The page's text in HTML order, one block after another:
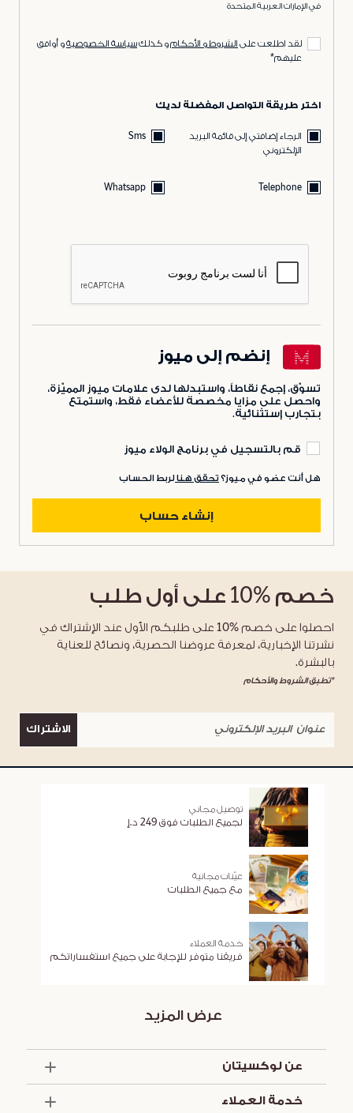
في الإمارات العربية المتحدة
لقد اطلعت على الشروط و الأحكامو كذلكسياسة الخصوصيةو أوافق
عليهم*
اختر طريقة التواصل المفضلة لديك
الرجاء إضافتي إلى قائمة البريد
الإلكتروني
Sms
Telephone
Whatsapp
إنضم إلى ميوز
تسوّق، إجمع نقاطاً، واستبدلها لدى علامات ميوز المميّزة،
واحصل على مزايا مخصصة للأعضاء فقط، واستمتع
بتجارب إستثنائية.
قم بالتسجيل في برنامج الولاء ميوز
هل أنت عضو في ميوز؟ تحقق هنا لربط الحساب
إنشاء حساب
خصم %10 على أول طلب
احصلوا على خصم %10 على طلبكم الأول عند الإشتراك في
نشرتنا الإخبارية، لمعرفة عروضنا الحصرية، ونصائح للعناية
بالبشرة.
*تطبق الشروط والأحكام
الاشتراك
توصيل مجاني
لجميع الطلبات فوق 249 د.إ
عيّنات مجانية
مع جميع الطلبات
خدمة العملاء
فريقنا متوفر للإجابة على جميع استفساراتكم
عرض المزيد
عن لوكسيتان
خدمة العملاء